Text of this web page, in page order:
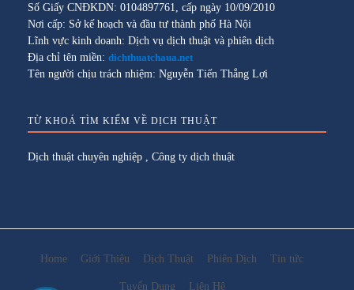
Số Giấy CNĐKDN: 0104897761, cấp ngày 10/09/2010
Nơi cấp: Sở kế hoạch và đầu tư thành phố Hà Nội
Lĩnh vực kinh doanh: Dịch vụ dịch thuật và phiên dịch
Địa chỉ tên miền: dichthuatchaua.net
Tên người chịu trách nhiệm: Nguyễn Tiến Thắng Lợi
TỪ KHOÁ TÌM KIẾM VỀ DỊCH THUẬT
Dịch thuật chuyên nghiệp Công ty dịch thuật
Home Giới Thiệu Dịch Thuật Phiên Dịch Tin tức
Tuyển Dụng Liên Hệ